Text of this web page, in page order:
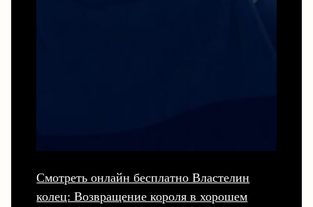
Смотреть онлайн бесплатно Властелин
колец: Возвращение короля в хорошем